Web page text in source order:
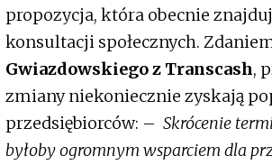
propozycja, która obecnie
konsultacji społecznych.
Gwiazdowskiego z Transcash,
zmiany niekoniecznie zyskają
przedsiębiorców: – Skrócenie
byłoby ogromnym wsparciem dla